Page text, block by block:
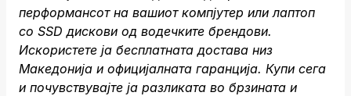
перформансот на вашиот компјутер или лаптоп
со SSD дискови од водечките брендови.
Искористете ја бесплатната достава низ
Македонија и официјалната гаранција. Купи сега
и почувствувајте ја разликата во брзината и